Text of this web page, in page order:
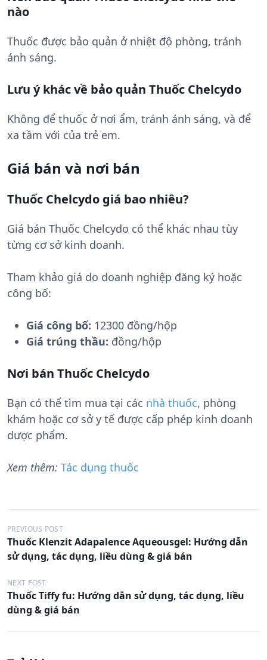
nào
Thuốc được bảo quản ở nhiệt độ phòng, tránh
ánh sáng.
Lưu ý khác về bảo quản Thuốc Chelcydo
Không để thuốc ở nơi ẩm, tránh ánh sáng, và để
xa tầm với của trẻ em.
Giá bán và nơi bán
Thuốc Chelcydo giá bao nhiêu?
Giá bán Thuốc Chelcydo có thể khác nhau tùy
từng cơ sở kinh doanh.
Tham khảo giá do doanh nghiệp đăng ký hoặc
công bố:
Giá công bố: 12300 đồng/hộp
Giá trúng thầu: đồng/hộp
Nơi bán Thuốc Chelcydo
Bạn có thể tìm mua tại các nhà thuốc, phòng
khám hoặc cơ sở y tế được cấp phép kinh doanh
dược phẩm.
Xem thêm: Tác dụng thuốc
Đ
i
u
h
PREVIOUS POST
Thuốc Klenzit Adapalence Aqueousgel: Hướng dẫn
sử dụng, tác dụng, liều dùng & giá bán
NEXT POST
Thuốc Tiffy fu: Hướng dẫn sử dụng, tác dụng, liều
dùng & giá bán